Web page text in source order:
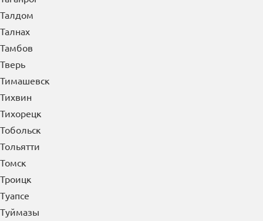
Талнах
Тамбов
Тверь
Тимашевск
Тихвин
Тихорецк
Тобольск
Тольятти
Томск
Троицк
Туапсе
Туймазы
Тула